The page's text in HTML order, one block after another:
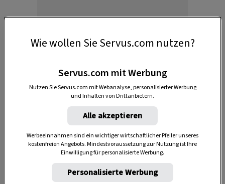
Der junge Kommissar und Polizeibergführer
Simon Perlinger nimmt die Ermittlung auf. Sein
Instinkt als routinierter Kletterer und Bergfex
glaubt nicht, dass hier ist nicht alles mit rechten
die Eheleute zu ermorden? Schon bald stößt
Simon Perlinger auf dunkle Geheimnisse im
Umfeld des Ehepaares – und auf eine Mauer des
Wie wollen Sie Servus.com nutzen?
Servus.com mit Werbung
Nutzen Sie Servus.com mit Webanalyse, personalisierter Werbung
und Inhalten von Drittanbietern.
Alle akzeptieren
Werbeeinnahmen sind ein wichtiger wirtschaftlicher Pfeiler unseres
kostenfreien Angebots. Mindestvoraussetzung zur Nutzung ist Ihre
Einwilligung für personalisierte Werbung.
Personalisierte Werbung